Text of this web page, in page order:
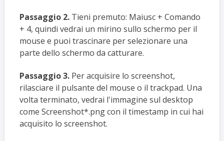
Passaggio 2.Tieni premuto: Maiusc + Comando
+ 4, quindi vedrai un mirino sullo schermo per il
mouse e puoi trascinare per selezionare una
parte dello schermo da catturare.
Passaggio 3.Per acquisire lo screenshot,
rilasciare il pulsante del mouse o il trackpad. Una
volta terminato, vedrai l'immagine sul desktop
come Screenshot*.png con il timestamp in cui hai
acquisito lo screenshot.